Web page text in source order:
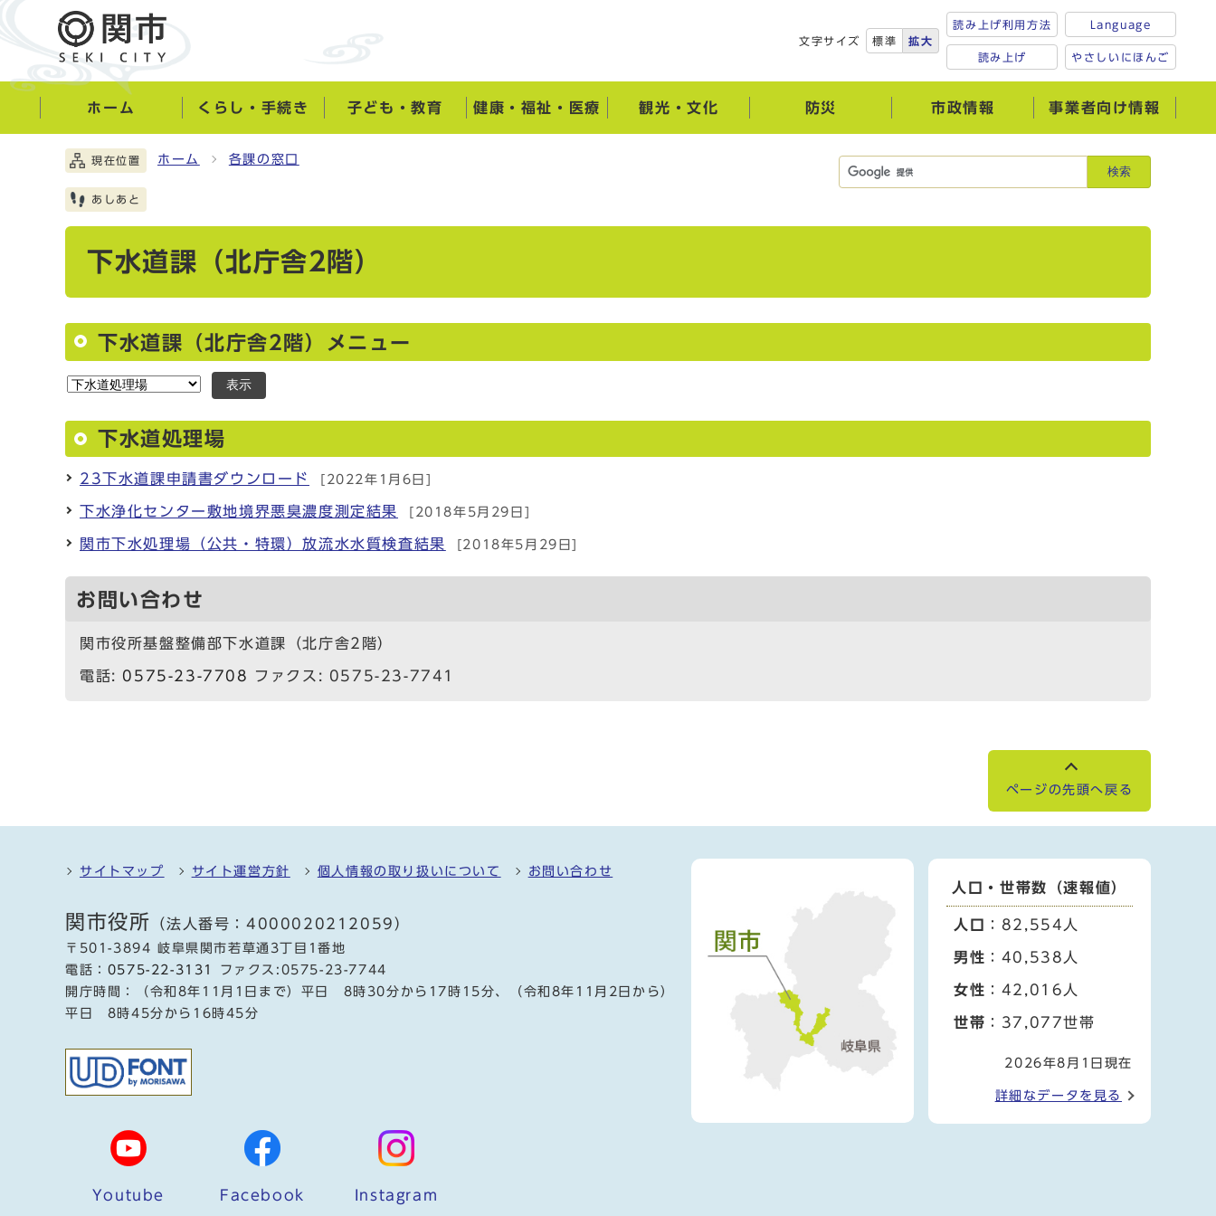
文字サイズ 標準 拡大
読み上げ利用方法
読み上げ
Language
やさしいにほんご
ホーム くらし・手続き 子ども・教育 健康・福祉・医療 観光・文化 防災 市政情報 事業者向け情報
検索
現在位置 ホーム 各課の窓口
あしあと
下水道課（北庁舎2階）
下水道課（北庁舎2階）メニュー
表示
下水道処理場
23下水道課申請書ダウンロード [2022年1月6日]
下水浄化センター敷地境界悪臭濃度測定結果 [2018年5月29日]
関市下水処理場（公共・特環）放流水水質検査結果 [2018年5月29日]
お問い合わせ
関市役所基盤整備部下水道課（北庁舎2階）
電話: 0575-23-7708 ファクス: 0575-23-7741
ページの先頭へ戻る
サイトマップ サイト運営方針 個人情報の取り扱いについて お問い合わせ
関市役所 （法人番号：4000020212059）
〒501-3894 岐阜県関市若草通3丁目1番地
電話： 0575-22-3131
ファクス:0575-23-7744
開庁時間：（令和8年11月1日まで）平日 8時30分から17時15分、（令和8年11月2日から）
平日 8時45分から16時45分
Youtube Facebook Instagram
人口・世帯数（速報値）
人口 ：82,554人
男性 ：40,538人
女性 ：42,016人
世帯 ：37,077世帯
2026年8月1日現在
詳細なデータを見る